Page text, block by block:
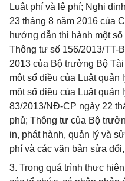
Luật phí và lệ phí; Nghị
23 tháng 8 năm 2016 của
hướng dẫn thi hành một
Thông tư số 156/2013/TT-
2013 của Bộ trưởng Bộ
một số điều của Luật quản
một số điều của Luật quản
83/2013/NĐ-CP ngày 22
phủ; Thông tư của Bộ
in, phát hành, quản lý và
phí và các văn bản sửa
3. Trong quá trình thực